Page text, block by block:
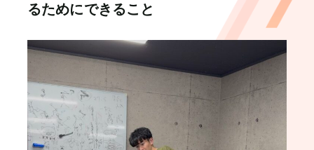
るためにできること